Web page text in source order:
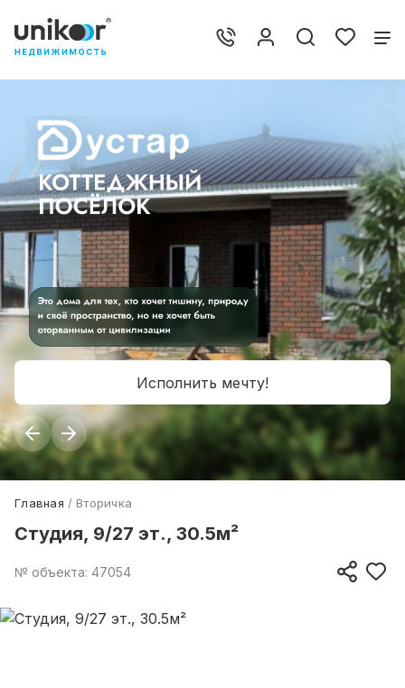
Исполнить мечту!
Главная Вторичка
Студия, 9/27 эт., 30.5м²
№ объекта: 47054